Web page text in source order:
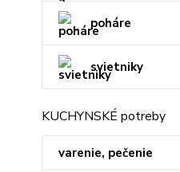
poháre
svietniky
KUCHYNSKÉ potreby
varenie, pečenie